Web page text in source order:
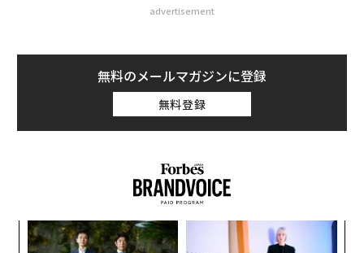
advertisement
無料のメールマガジンに登録
無料登録